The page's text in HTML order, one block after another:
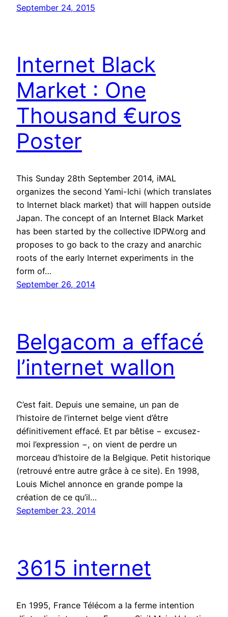
September 24, 2015
Internet Black
Market : One
Thousand €uros
Poster
This Sunday 28th September 2014, iMAL
organizes the second Yami-Ichi (which translates
to Internet black market) that will happen outside
Japan. The concept of an Internet Black Market
has been started by the collective IDPW.org and
proposes to go back to the crazy and anarchic
roots of the early Internet experiments in the
form of…
September 26, 2014
Belgacom a effacé
l’internet wallon
C’est fait. Depuis une semaine, un pan de
l’histoire de l’internet belge vient d’être
définitivement effacé. Et par bêtise − excusez-
moi l’expression −, on vient de perdre un
morceau d’histoire de la Belgique. Petit historique
(retrouvé entre autre grâce à ce site). En 1998,
Louis Michel annonce en grande pompe la
création de ce qu’il…
September 23, 2014
3615 internet
En 1995, France Télécom a la ferme intention